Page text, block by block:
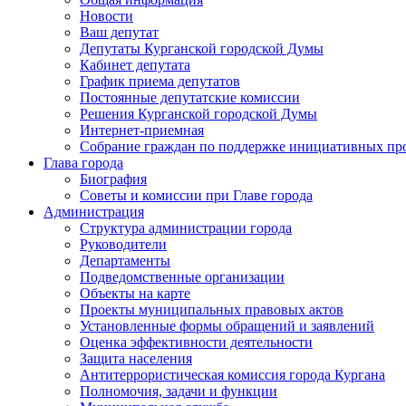
Новости
Ваш депутат
Депутаты Курганской городской Думы
Кабинет депутата
График приема депутатов
Постоянные депутатские комиссии
Решения Курганской городской Думы
Интернет-приемная
Собрание граждан по поддержке инициативных
Глава города
Биография
Советы и комиссии при Главе города
Администрация
Структура администрации города
Руководители
Департаменты
Подведомственные организации
Объекты на карте
Проекты муниципальных правовых актов
Установленные формы обращений и заявлений
Оценка эффективности деятельности
Защита населения
Антитеррористическая комиссия города Кургана
Полномочия, задачи и функции